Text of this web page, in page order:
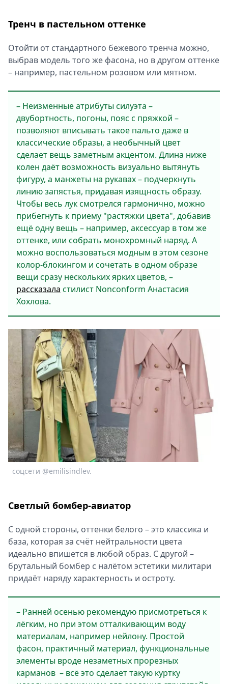
Тренч в пастельном оттенке
Отойти от стандартного бежевого тренча можно,
выбрав модель того же фасона, но в другом оттенке
– например, пастельном розовом или мятном.
– Неизменные атрибуты силуэта –
двубортность, погоны, пояс с пряжкой –
позволяют вписывать такое пальто даже в
классические образы, а необычный цвет
сделает вещь заметным акцентом. Длина ниже
колен даёт возможность визуально вытянуть
фигуру, а манжеты на рукавах – подчеркнуть
линию запястья, придавая изящность образу.
Чтобы весь лук смотрелся гармонично, можно
прибегнуть к приему "растяжки цвета", добавив
ещё одну вещь – например, аксессуар в том же
оттенке, или собрать монохромный наряд. А
можно воспользоваться модным в этом сезоне
колор-блокингом и сочетать в одном образе
вещи сразу нескольких ярких цветов, –
рассказала стилист Nonconform Анастасия
Хохлова.
соцсети @emilisindlev.
Светлый бомбер-авиатор
С одной стороны, оттенки белого – это классика и
база, которая за счёт нейтральности цвета
идеально впишется в любой образ. С другой –
брутальный бомбер с налётом эстетики милитари
придаёт наряду характерность и остроту.
– Ранней осенью рекомендую присмотреться к
лёгким, но при этом отталкивающим воду
материалам, например нейлону. Простой
фасон, практичный материал, функциональные
элементы вроде незаметных прорезных
карманов – всё это сделает такую куртку